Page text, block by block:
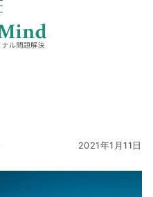
2021年1月11日